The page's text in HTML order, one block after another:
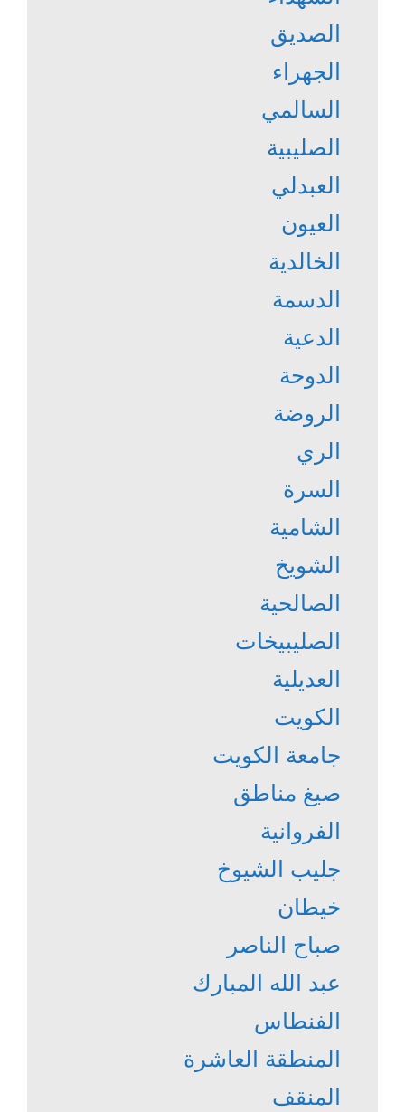
الصديق
الجهراء
السالمي
الصليبية
العبدلي
العيون
الخالدية
الدسمة
الدعية
الدوحة
الروضة
الري
السرة
الشامية
الشويخ
الصالحية
الصليبيخات
العديلية
الكويت
جامعة الكويت
صيغ مناطق
الفروانية
جليب الشيوخ
خيطان
صباح الناصر
عبد الله المبارك
الفنطاس
المنطقة العاشرة
المنقف